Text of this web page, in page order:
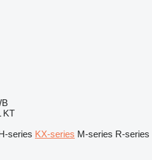
KT
series KX-series M-series R-series